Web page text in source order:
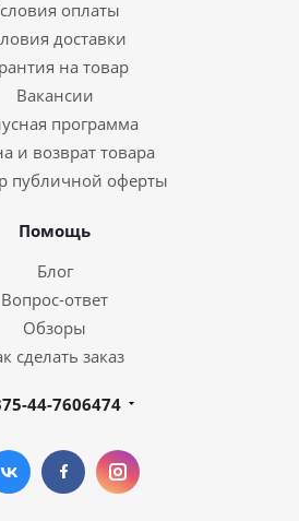
оплаты
доставки
на товар
Вакансии
программа
и возврат товара
публичной оферты
Помощь
Блог
Вопрос-ответ
Обзоры
сделать заказ
44-7606474